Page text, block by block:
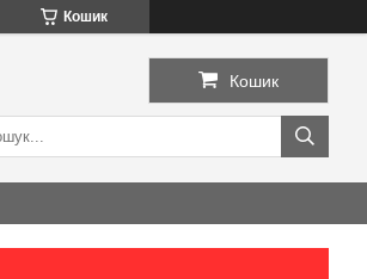
Кошик
Кошик